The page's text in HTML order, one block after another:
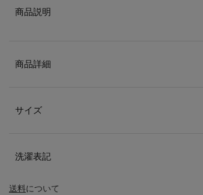
送料について
商品説明
商品詳細
サイズ
洗濯表記